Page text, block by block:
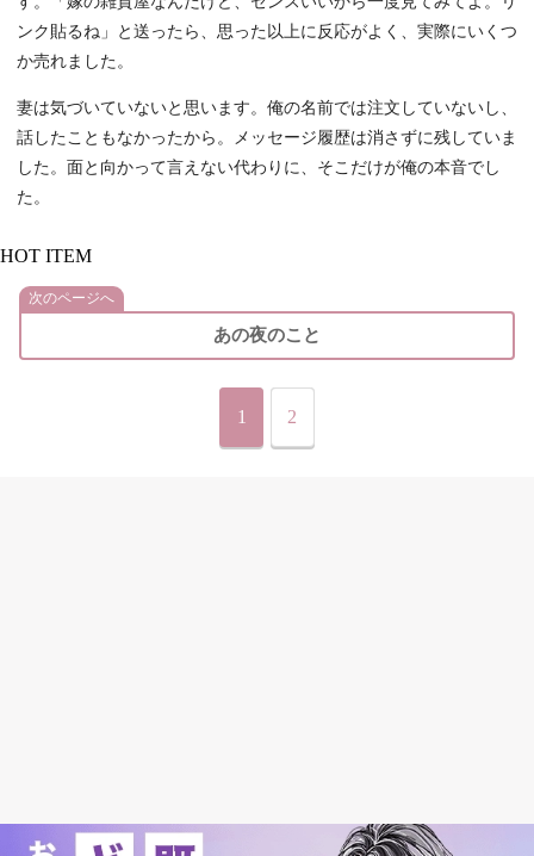
ンク貼るね」と送ったら、思った以上に反応がよく、実際にいくつ
か売れました。
妻は気づいていないと思います。俺の名前では注文していないし、
話したこともなかったから。メッセージ履歴は消さずに残していま
した。面と向かって言えない代わりに、そこだけが俺の本音でし
た。
HOT ITEM
次のページへ
あの夜のこと
1 2